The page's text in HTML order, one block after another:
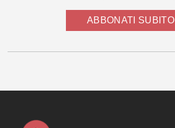
ABBONATI SUBITO